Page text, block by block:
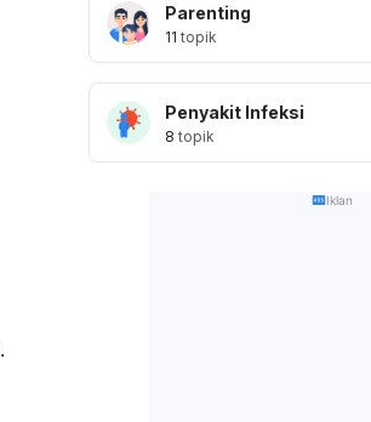
Parenting
11 topik
Penyakit Infeksi
8 topik
Iklan